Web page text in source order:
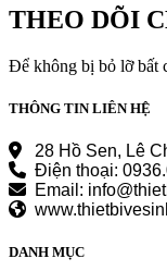
2.600.000
THEO DÕI
Để không bị bỏ lỡ bất
THÔNG TIN LIÊN HỆ
28 Hồ Sen, Lê
Điện thoại:
Email:
DANH MỤC